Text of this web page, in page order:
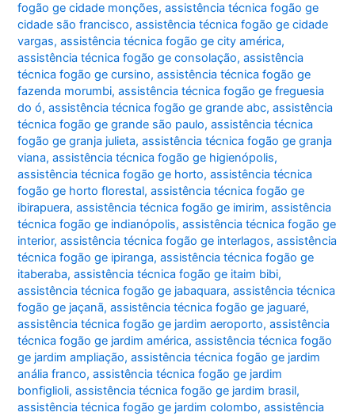
fogão ge cidade monções,assistência técnica fogão ge
cidade são francisco,assistência técnica fogão ge cidade
vargas,assistência técnica fogão ge city américa,
assistência técnica fogão ge consolação,assistência
técnica fogão ge cursino,assistência técnica fogão ge
fazenda morumbi,assistência técnica fogão ge freguesia
do ó,assistência técnica fogão ge grande abc,assistência
técnica fogão ge grande são paulo,assistência técnica
fogão ge granja julieta,assistência técnica fogão ge granja
viana,assistência técnica fogão ge higienópolis,
assistência técnica fogão ge horto,assistência técnica
fogão ge horto florestal,assistência técnica fogão ge
ibirapuera,assistência técnica fogão ge imirim,assistência
técnica fogão ge indianópolis,assistência técnica fogão ge
interior,assistência técnica fogão ge interlagos,assistência
técnica fogão ge ipiranga,assistência técnica fogão ge
itaberaba,assistência técnica fogão ge itaim bibi,
assistência técnica fogão ge jabaquara,assistência técnica
fogão ge jaçanã,assistência técnica fogão ge jaguaré,
assistência técnica fogão ge jardim aeroporto,assistência
técnica fogão ge jardim américa,assistência técnica fogão
ge jardim ampliação,assistência técnica fogão ge jardim
anália franco,assistência técnica fogão ge jardim
bonfiglioli,assistência técnica fogão ge jardim brasil,
assistência técnica fogão ge jardim colombo,assistência